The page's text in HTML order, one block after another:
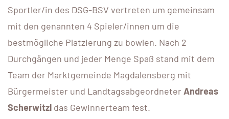
Sportler/in des DSG-BSV vertreten um gemeinsam
mit den genannten 4 Spieler/innen um die
bestmögliche Platzierung zu bowlen. Nach 2
Durchgängen und jeder Menge Spaß stand mit dem
Team der Marktgemeinde Magdalensberg mit
Bürgermeister und Landtagsabgeordneter Andreas
Scherwitzl das Gewinnerteam fest.